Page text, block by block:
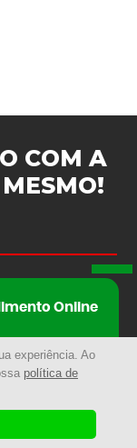
experiência. Ao
política de
COM A
Online